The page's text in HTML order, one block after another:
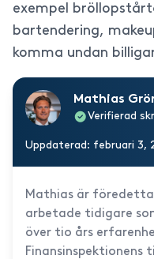
exempel
bartendering,
komma undan
Mathias
Verifierad
Uppdaterad: februari 3,
Mathias är föredetta
arbetade tidigare
över tio års
Finansinspektionens